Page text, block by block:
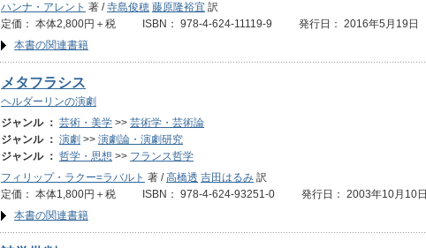
ハンナ・アレント 著 /寺島俊穂 藤原隆裕宜 訳
定価： 本体2,800円＋税 ISBN： 978-4-624-11119-9 発行日： 2016年5月19日
本書の関連書籍
メタフラシス
ヘルダーリンの演劇
ジャンル ： 芸術・美学 >> 芸術学・芸術論
ジャンル ： 演劇 >> 演劇論・演劇研究
ジャンル ： 哲学・思想 >> フランス哲学
フィリップ・ラクー=ラバルト 著 /高橋透 吉田はるみ 訳
定価： 本体1,800円＋税 ISBN： 978-4-624-93251-0 発行日： 2003年10月10日
本書の関連書籍